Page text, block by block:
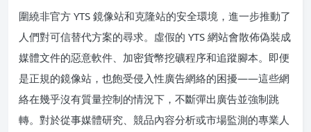
圍繞非官方 YTS 鏡像站和克隆站的安全環境，進一步推動了
人們對可信替代方案的尋求。虛假的 YTS 網站會散佈偽裝成
媒體文件的惡意軟件、加密貨幣挖礦程序和追蹤腳本。即便
是正規的鏡像站，也飽受侵入性廣告網絡的困擾——這些網
絡在幾乎沒有質量控制的情況下，不斷彈出廣告並強制跳
轉。對於從事媒體研究、競品內容分析或市場監測的專業人